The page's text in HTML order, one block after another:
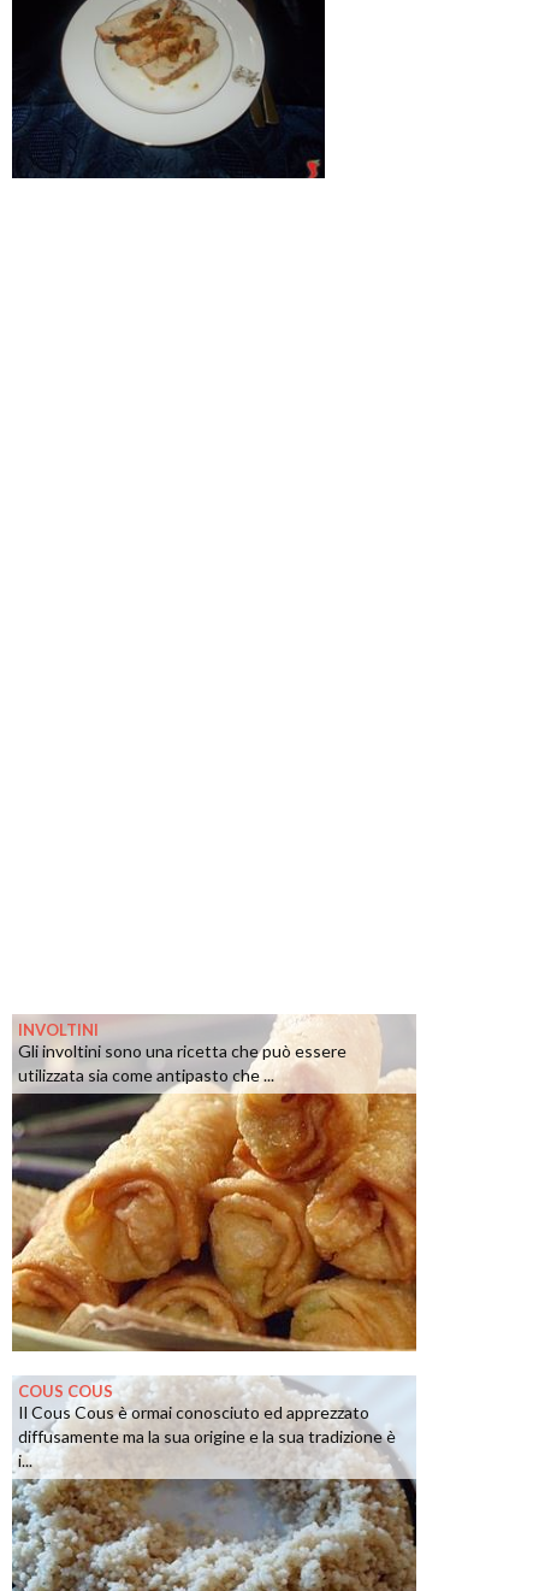
INVOLTINI
Gli involtini sono una ricetta che può essere
utilizzata sia come antipasto che ...
COUS COUS
Il Cous Cous è ormai conosciuto ed apprezzato
diffusamente ma la sua origine e la sua tradizione è
i...